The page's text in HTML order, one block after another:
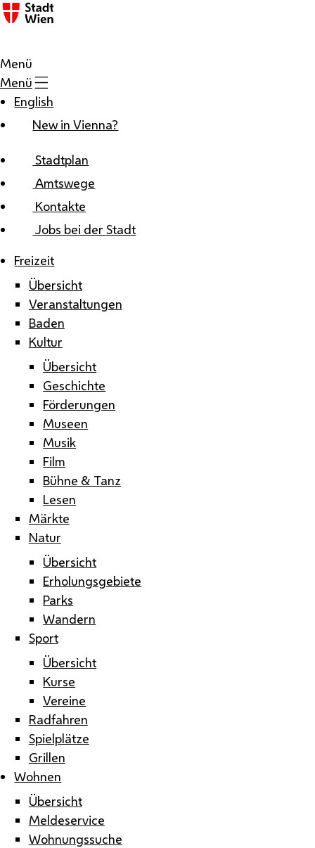
Zum Inhalt
Menü
Menü
English
New in Vienna?
Stadtplan
Amtswege
Kontakte
Jobs bei der Stadt
Freizeit
Übersicht
Veranstaltungen
Baden
Kultur
Übersicht
Geschichte
Förderungen
Museen
Musik
Film
Bühne & Tanz
Lesen
Märkte
Natur
Übersicht
Erholungsgebiete
Parks
Wandern
Sport
Übersicht
Kurse
Vereine
Radfahren
Spielplätze
Grillen
Wohnen
Übersicht
Meldeservice
Wohnungssuche